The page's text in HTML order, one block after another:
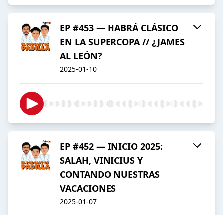
EP #453 — HABRÁ CLÁSICO
EN LA SUPERCOPA // ¿JAMES
AL LEÓN?
2025-01-10
EP #452 — INICIO 2025:
SALAH, VINICIUS Y
CONTANDO NUESTRAS
VACACIONES
2025-01-07